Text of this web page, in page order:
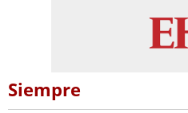
Siempre